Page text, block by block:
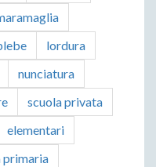
lordura
nunciatura
scuola privata
elementari
primaria